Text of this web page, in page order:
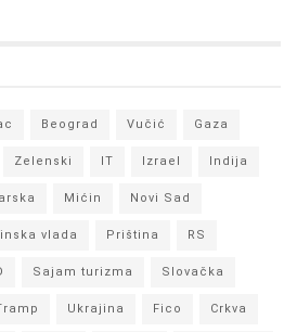
Beograd Vučić Gaza
Zelenski IT Izrael Indija
Mićin Novi Sad
vlada Priština RS
Sajam turizma Slovačka
Ukrajina Fico Crkva